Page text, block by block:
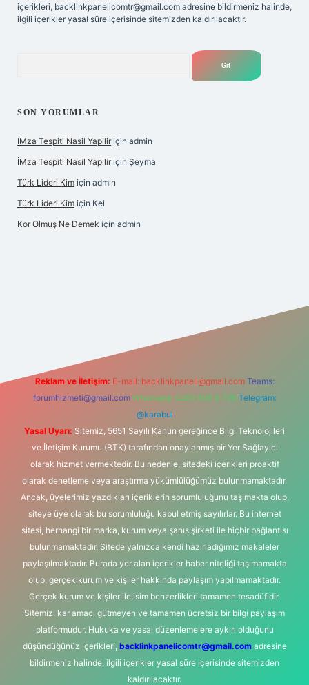
içerikleri, backlinkpanelicomtr@gmail.com adresine bildirmeniz halinde,
ilgili içerikler yasal süre içerisinde sitemizden kaldırılacaktır.
SON YORUMLAR
İMza Tespiti Nasil Yapilir için admin
İMza Tespiti Nasil Yapilir için Şeyma
Türk Lideri Kim için admin
Türk Lideri Kim için Kel
Kor Olmuş Ne Demek için admin
Reklam ve İletişim: E-mail: backlinkpaneli@gmail.com Teams:
forumhizmeti@gmail.com Whatsapp: 0262 606 0 726 Telegram:
@karabul
Yasal Uyarı: Sitemiz, 5651 Sayılı Kanun gereğince Bilgi Teknolojileri
ve İletişim Kurumu (BTK) tarafından onaylanmış bir Yer Sağlayıcı
olarak hizmet vermektedir. Bu nedenle, sitedeki içerikleri proaktif
olarak denetleme veya araştırma yükümlülüğümüz bulunmamaktadır.
Ancak, üyelerimiz yazdıkları içeriklerin sorumluluğunu taşımakta olup,
siteye üye olarak bu sorumluluğu kabul etmiş sayılırlar. Bu internet
sitesi, herhangi bir marka, kurum veya şahıs şirketi ile hiçbir bağlantısı
bulunmamaktadır. Sitede yalnızca kendi hazırladığımız makaleler
paylaşılmaktadır. Burada yer alan içerikler haber niteliği taşımamakta
olup, gerçek kurum ve kişiler hakkında paylaşım yapılmamaktadır.
Gerçek kurum ve kişiler ile isim benzerlikleri tamamen tesadüfidir.
Sitemiz, kar amacı gütmeyen ve tamamen ücretsiz bir bilgi paylaşım
platformudur. Hukuka ve yasal düzenlemelere aykırı olduğunu
düşündüğünüz içerikleri, backlinkpanelicomtr@gmail.comadresine
bildirmeniz halinde, ilgili içerikler yasal süre içerisinde sitemizden
kaldırılacaktır.